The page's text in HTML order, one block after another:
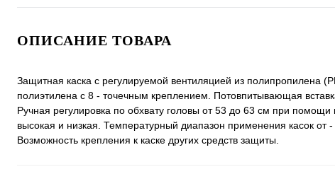
ОПИСАНИЕ ТОВАРА
Защитная каска с регулируемой вентиляцией из полипропилена
полиэтилена с 8 - точечным креплением. Потовпитывающая
Ручная регулировка по обхвату головы от 53 до 63 см при
высокая и низкая. Температурный диапазон применения касок от
Возможность крепления к каске других средств защиты.